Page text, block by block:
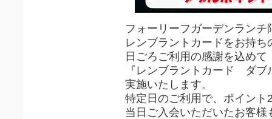
フォーリーフガーデンランチ
レンブラントカードをお持ち
日ごろご利用の感謝を込めて
『レンブラントカード ダブ
実施いたします。
特定日のご利用で、ポイント
当日ご入会いただいたお客